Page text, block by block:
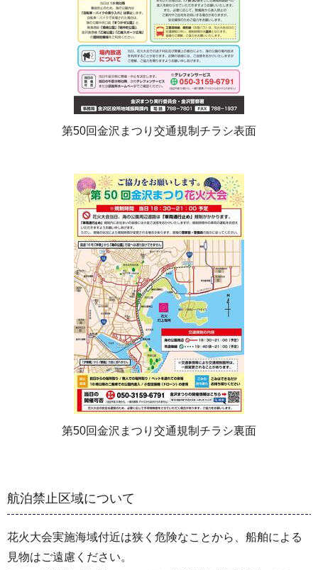
第50回金沢まつり交通規制チラシ表面
第50回金沢まつり交通規制チラシ裏面
航泊禁止区域について
花火大会実施海域付近は狭く危険なことから、船舶による
見物はご遠慮ください。